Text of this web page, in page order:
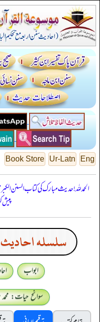
Eng
Ur-Latn
Book Store
الحمدللہ! حدیث مبارک کی کتاب السنن
پیش
سلسله
ابواب
سوانح حیات: محمد